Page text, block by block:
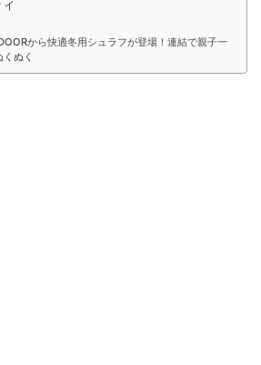
から快適冬用シュラフが登場！連結で親子一
ぬく